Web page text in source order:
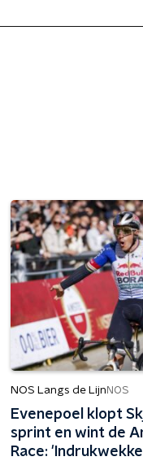
NOS Langs de Lijn NOS
Evenepoel klopt
sprint en wint de
Race: